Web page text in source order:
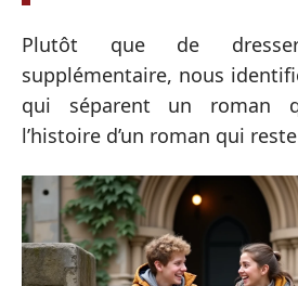
Plutôt que de
supplémentaire, nous
qui séparent un roman
l’histoire d’un roman qui